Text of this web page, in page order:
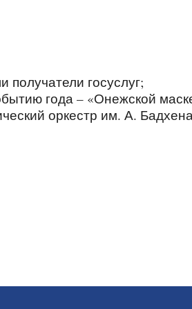
госуслуг;
года – «Онежской
оркестр им. А.